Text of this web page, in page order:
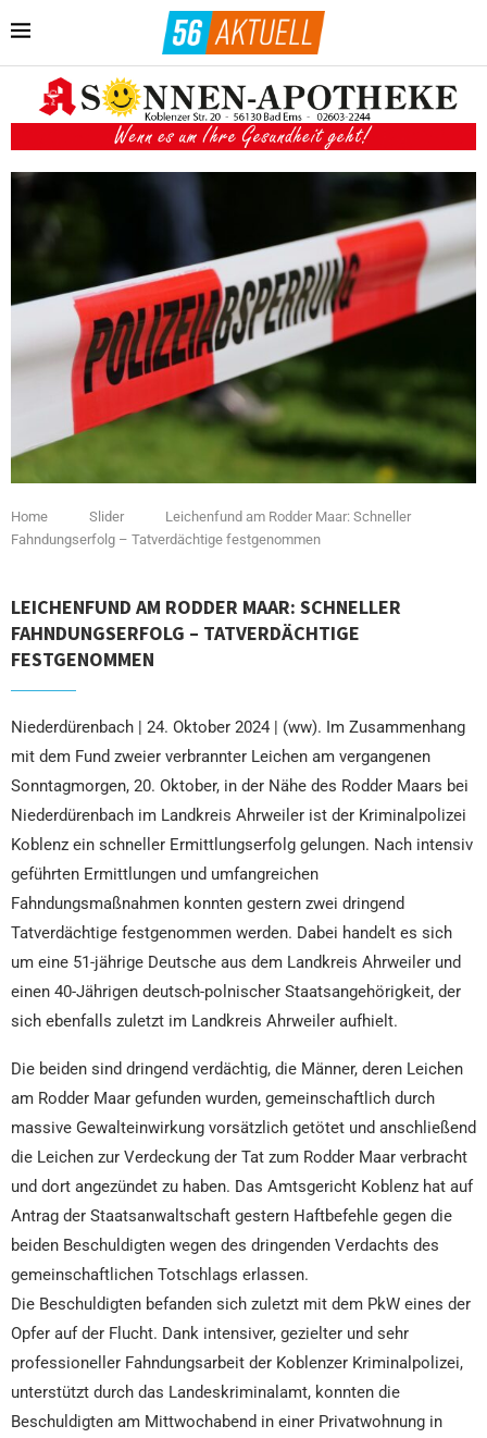
Home Slider
Leichenfund am Rodder Maar: Schneller
Fahndungserfolg – Tatverdächtige festgenommen
LEICHENFUND AM RODDER MAAR: SCHNELLER
FAHNDUNGSERFOLG – TATVERDÄCHTIGE
FESTGENOMMEN
Niederdürenbach | 24. Oktober 2024 | (ww). Im Zusammenhang
mit dem Fund zweier verbrannter Leichen am vergangenen
Sonntagmorgen, 20. Oktober, in der Nähe des Rodder Maars bei
Niederdürenbach im Landkreis Ahrweiler ist der Kriminalpolizei
Koblenz ein schneller Ermittlungserfolg gelungen. Nach intensiv
geführten Ermittlungen und umfangreichen
Fahndungsmaßnahmen konnten gestern zwei dringend
Tatverdächtige festgenommen werden. Dabei handelt es sich
um eine 51-jährige Deutsche aus dem Landkreis Ahrweiler und
einen 40-Jährigen deutsch-polnischer Staatsangehörigkeit, der
sich ebenfalls zuletzt im Landkreis Ahrweiler aufhielt.
Die beiden sind dringend verdächtig, die Männer, deren Leichen
am Rodder Maar gefunden wurden, gemeinschaftlich durch
massive Gewalteinwirkung vorsätzlich getötet und anschließend
die Leichen zur Verdeckung der Tat zum Rodder Maar verbracht
und dort angezündet zu haben. Das Amtsgericht Koblenz hat auf
Antrag der Staatsanwaltschaft gestern Haftbefehle gegen die
beiden Beschuldigten wegen des dringenden Verdachts des
gemeinschaftlichen Totschlags erlassen.
Die Beschuldigten befanden sich zuletzt mit dem PkW eines der
Opfer auf der Flucht. Dank intensiver, gezielter und sehr
professioneller Fahndungsarbeit der Koblenzer Kriminalpolizei,
unterstützt durch das Landeskriminalamt, konnten die
Beschuldigten am Mittwochabend in einer Privatwohnung in